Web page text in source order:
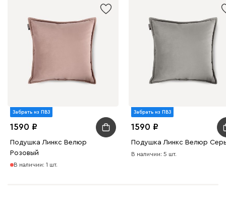
Марсала Мята
Ланза
Забрать из ПВЗ
1590
Подушка Линкс Велюр
Розовый
В наличии: 1 шт.
Забрать из ПВЗ
1590
Подушка Линкс Велюр
В наличии: 5 шт.